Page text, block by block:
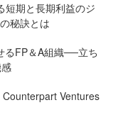
短期と長期利益のジ
秘訣とは
るFP＆A組織──立ち
Counterpart Ventures